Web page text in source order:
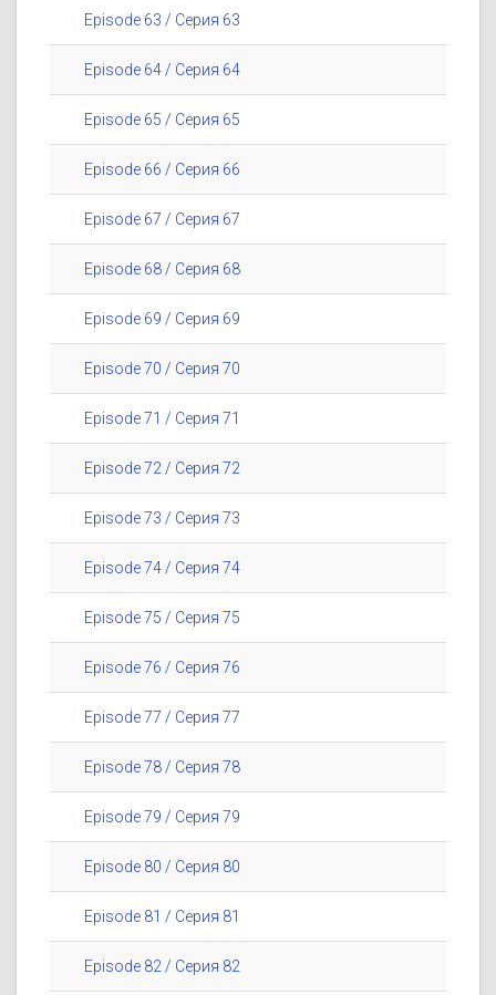
Episode 63 / Серия 63
Episode 64 / Серия 64
Episode 65 / Серия 65
Episode 66 / Серия 66
Episode 67 / Серия 67
Episode 68 / Серия 68
Episode 69 / Серия 69
Episode 70 / Серия 70
Episode 71 / Серия 71
Episode 72 / Серия 72
Episode 73 / Серия 73
Episode 74 / Серия 74
Episode 75 / Серия 75
Episode 76 / Серия 76
Episode 77 / Серия 77
Episode 78 / Серия 78
Episode 79 / Серия 79
Episode 80 / Серия 80
Episode 81 / Серия 81
Episode 82 / Серия 82